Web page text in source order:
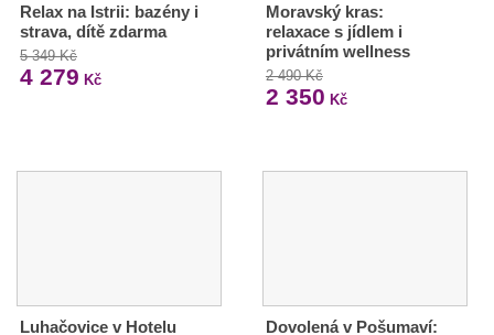
Relax na Istrii: bazény i
strava, dítě zdarma
5 349 Kč
4 279 Kč
Moravský kras:
relaxace s jídlem i
privátním wellness
2 490 Kč
2 350 Kč
Luhačovice v Hotelu
Dovolená v Pošumaví: